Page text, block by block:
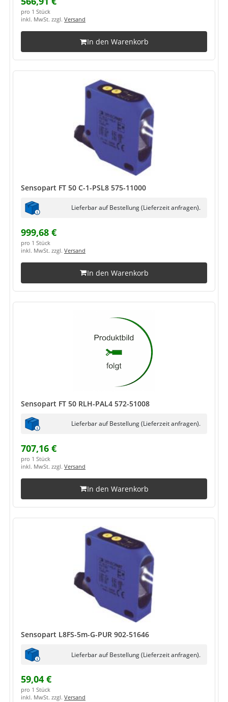
pro 1 Stück
inkl. MwSt. zzgl. Versand
In den Warenkorb
Sensopart FT 50 C-1-PSL8 575-11000
Lieferbar auf Bestellung (Lieferzeit anfragen).
999,68 €
pro 1 Stück
inkl. MwSt. zzgl. Versand
In den Warenkorb
Sensopart FT 50 RLH-PAL4 572-51008
Lieferbar auf Bestellung (Lieferzeit anfragen).
707,16 €
pro 1 Stück
inkl. MwSt. zzgl. Versand
In den Warenkorb
Sensopart L8FS-5m-G-PUR 902-51646
Lieferbar auf Bestellung (Lieferzeit anfragen).
59,04 €
pro 1 Stück
inkl. MwSt. zzgl. Versand